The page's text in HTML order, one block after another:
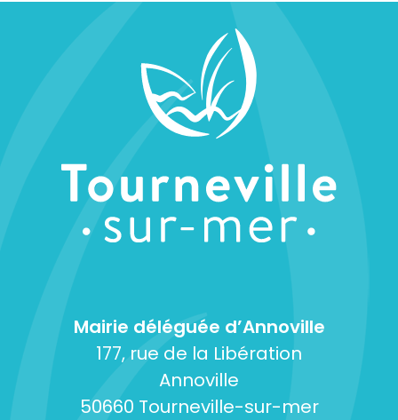
Mairie déléguée d’Annoville
177, rue de la Libération
Annoville
50660 Tourneville-sur-mer